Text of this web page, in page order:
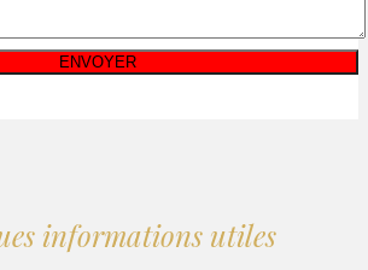
informations utiles